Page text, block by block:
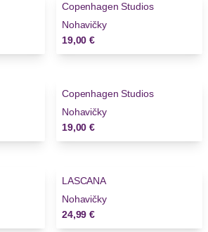
Novinky
Copenhagen Studios
Nohavičky
19,00 €
Copenhagen Studios
Nohavičky
19,00 €
LASCANA
Nohavičky
24,99 €